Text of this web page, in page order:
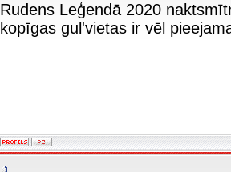
Rudens Leģendā 2020
kopīgas gul'vietas ir vēl